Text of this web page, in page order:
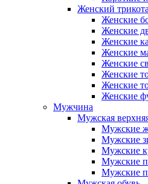
Женский
Женские
Женские
Женские
Женские
Женские
Женские
Женские
Женские
Мужчина
Мужская
Мужские
Мужские
Мужские
Мужские
Мужские